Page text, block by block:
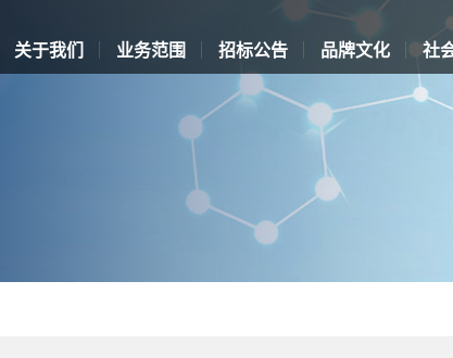
关于我们 业务范围 招标公告 品牌文化 社